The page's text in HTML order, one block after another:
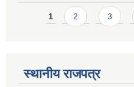
Pages
1 2 3
स्थानीय राजपत्र